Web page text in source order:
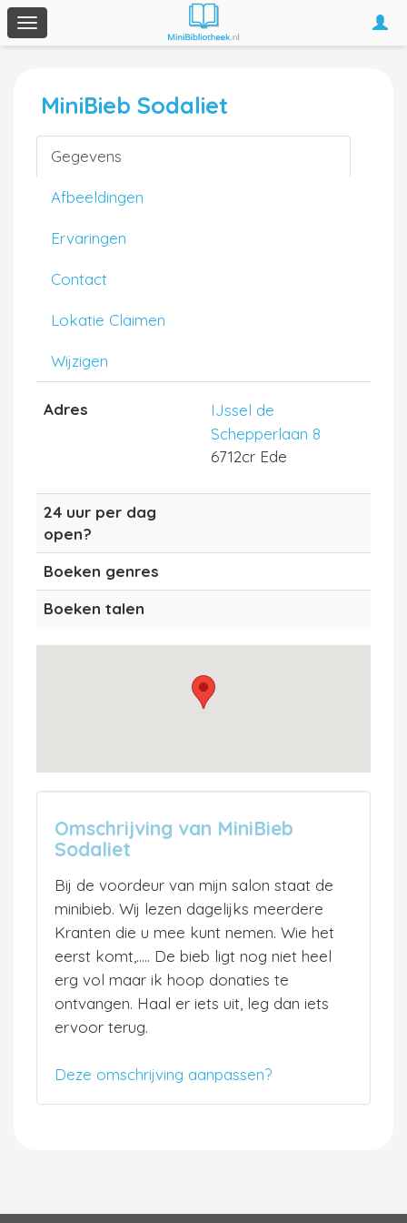
Toggle
navigation
MiniBieb Sodaliet
Gegevens
Afbeeldingen
Ervaringen
Contact
Lokatie Claimen
Wijzigen
Adres
IJssel de
Schepperlaan 8
6712cr Ede
24 uur per dag
open?
Boeken genres
Boeken talen
Omschrijving van MiniBieb
Sodaliet
Bij de voordeur van mijn salon staat de
minibieb. Wij lezen dagelijks meerdere
Kranten die u mee kunt nemen. Wie het
eerst komt,..... De bieb ligt nog niet heel
erg vol maar ik hoop donaties te
ontvangen. Haal er iets uit, leg dan iets
ervoor terug.
Deze omschrijving aanpassen?